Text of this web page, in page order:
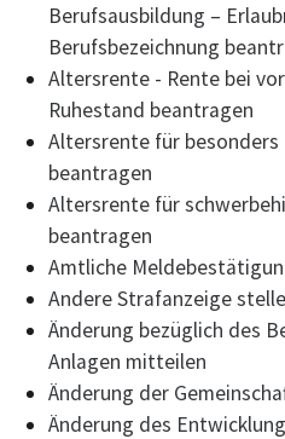
Berufsausbildung –
Berufsbezeichnung
Altersrente - Rente bei
Ruhestand beantragen
Altersrente für
beantragen
Altersrente für
beantragen
Amtliche
Andere Strafanzeige
Änderung bezüglich des
Anlagen mitteilen
Änderung der
Änderung des